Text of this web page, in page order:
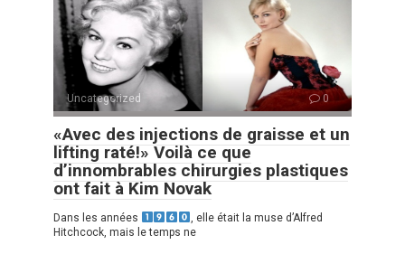
Uncategorized 0
«Avec des injections de graisse et un
lifting raté!» Voilà ce que
d’innombrables chirurgies plastiques
ont fait à Kim Novak
Dans les années
, elle était la muse d’Alfred
Hitchcock, mais le temps ne